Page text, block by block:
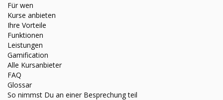
Für wen
Kurse anbieten
Ihre Vorteile
Funktionen
Leistungen
Gamification
Alle Kursanbieter
FAQ
Glossar
So nimmst Du an einer Besprechung teil